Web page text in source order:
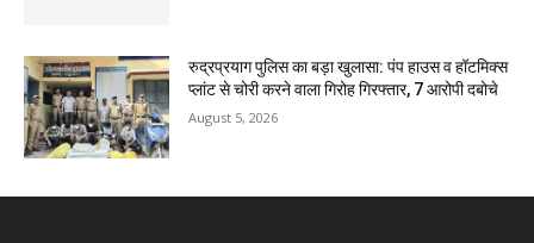
रुद्रप्रयाग पुलिस का बड़ा खुलासा: पंप हाउस व हॉटमिक्स
प्लांट से चोरी करने वाला गिरोह गिरफ्तार, 7 आरोपी दबोचे
August 5, 2026